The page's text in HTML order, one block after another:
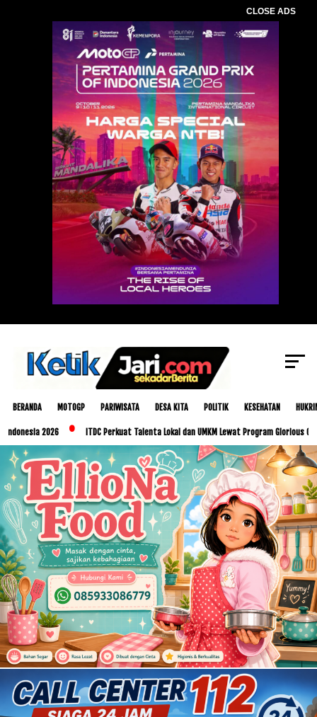
CLOSE ADS
BERANDA MOTOGP PARIWISATA DESA KITA POLITIK KESEHATAN
2026 ITDC Perkuat Talenta Lokal dan UMKM Lewat Program Glorious Golo Mori